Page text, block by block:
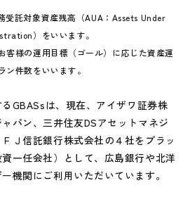
受託対象資産残高（AUA：Assets Under
）をいいます。
客様の運用目標（ゴール）に応じた資産運
ン件数をいいます。
GBASsは、現在、アイザワ証券株
パン、三井住友DSアセットマネジ
Ｊ信託銀行株式会社の４社をプラッ
一任会社）として、広島銀行や北洋
機関にご利用いただいています。